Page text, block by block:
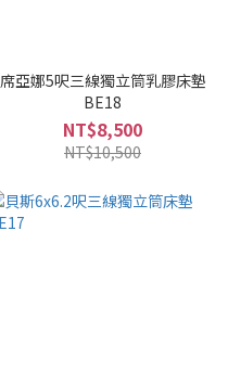
席亞娜5呎三線獨立筒乳膠床墊
BE18
NT$8,500
NT$10,500